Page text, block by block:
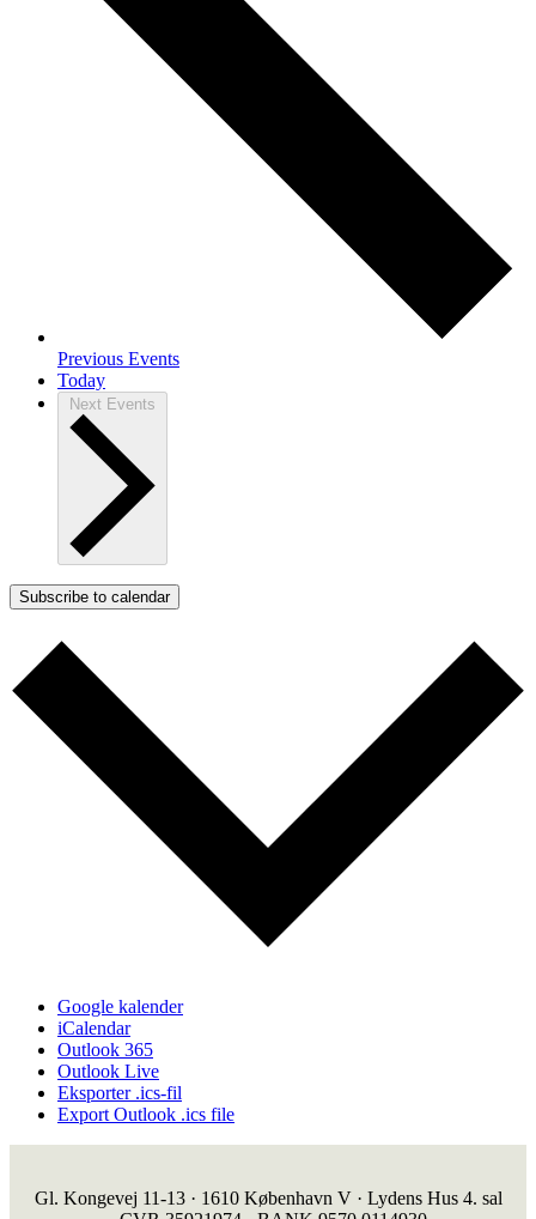
Previous Events
Today
Next Events
Subscribe to calendar
Google kalender
iCalendar
Outlook 365
Outlook Live
Eksporter .ics-fil
Export Outlook .ics file
Gl. Kongevej 11-13 · 1610 København V · Lydens Hus 4. sal